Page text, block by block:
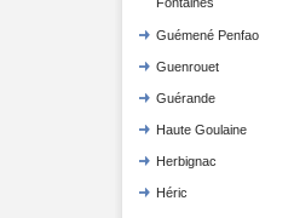
Fontaines
Guémené Penfao
Guenrouet
Guérande
Haute Goulaine
Herbignac
Héric